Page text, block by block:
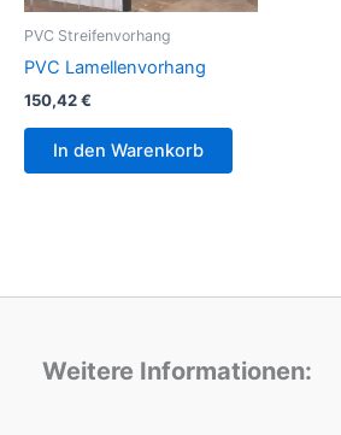
PVC Streifenvorhang
PVC Lamellenvorhang
150,42€
In den Warenkorb
Weitere Informationen: